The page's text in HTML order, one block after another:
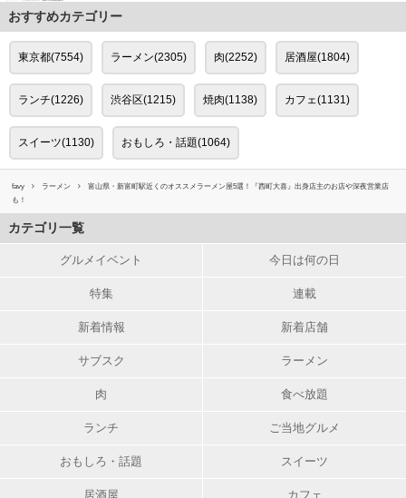
おすすめカテゴリー
東京都(7554) ラーメン(2305) 肉(2252) 居酒屋(1804)
ランチ(1226) 渋谷区(1215) 焼肉(1138) カフェ(1131)
スイーツ(1130) おもしろ・話題(1064)
favy ラーメン
富山県・新富町駅近くのオススメラーメン屋5選！『西町大喜』出身店主のお店や深夜営業店
も！
カテゴリ一覧
グルメイベント 今日は何の日
特集 連載
新着情報 新着店舗
サブスク ラーメン
肉 食べ放題
ランチ ご当地グルメ
おもしろ・話題 スイーツ
居酒屋 カフェ